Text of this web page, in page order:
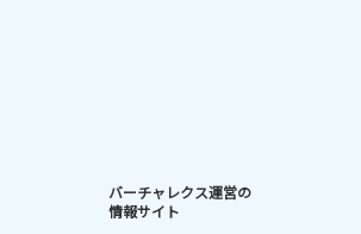
バーチャレクス運営の
情報サイト